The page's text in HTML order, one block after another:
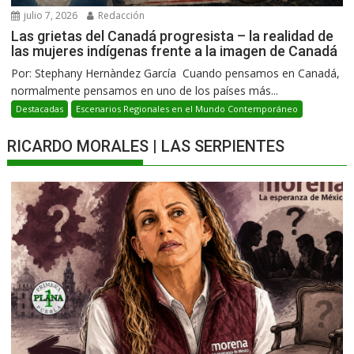
julio 7, 2026 Redacción
Las grietas del Canadá progresista – la realidad de
las mujeres indígenas frente a la imagen de Canadá
Por: Stephany Hernàndez García Cuando pensamos en Canadá,
normalmente pensamos en uno de los países más...
Destacadas Escenarios Regionales en el Mundo Contemporáneo
RICARDO MORALES | LAS SERPIENTES